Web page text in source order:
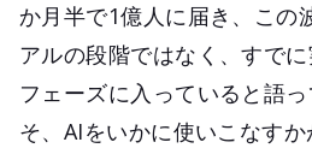
か月半で1億人に届き、この
アルの段階ではなく、すで
フェーズに入っていると語
そ、AIをいかに使いこなす